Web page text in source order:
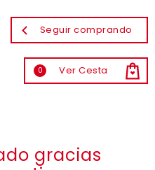
Seguir comprando
0 Ver Cesta
gracias